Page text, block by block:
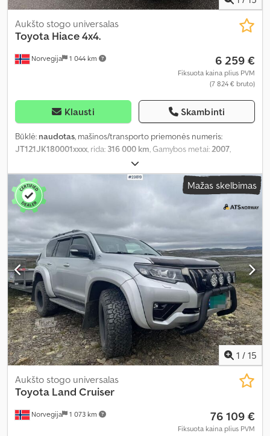
Norvegija 1 044 km
Aukšto stogo universalas
Toyota Hiace 4x4.
6 259 €
Fiksuota kaina plius PVM
(7 824 € bruto)
Klausti Skambinti
Būklė: naudotas, mašinos/transporto priemonės numeris:
JT121JK180001xxxx, rida: 316 000 km, Gamybos metai:2007,
Mažas skelbimas
1 / 15
Norvegija 1 073 km
Aukšto stogo universalas
Toyota Land Cruiser
76 109 €
Fiksuota kaina plius PVM